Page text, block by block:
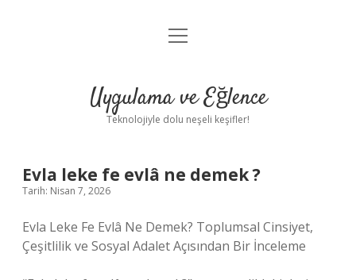
Anasayfa
Yasal Uyarı
menüyü
Uygulama ve Eğlence
Teknolojiyle dolu neşeli keşifler!
Evla leke fe evlâ ne demek ?
Tarih: Nisan 7, 2026
Evla Leke Fe Evlâ Ne Demek? Toplumsal Cinsiyet,
Çeşitlilik ve Sosyal Adalet Açısından Bir İnceleme